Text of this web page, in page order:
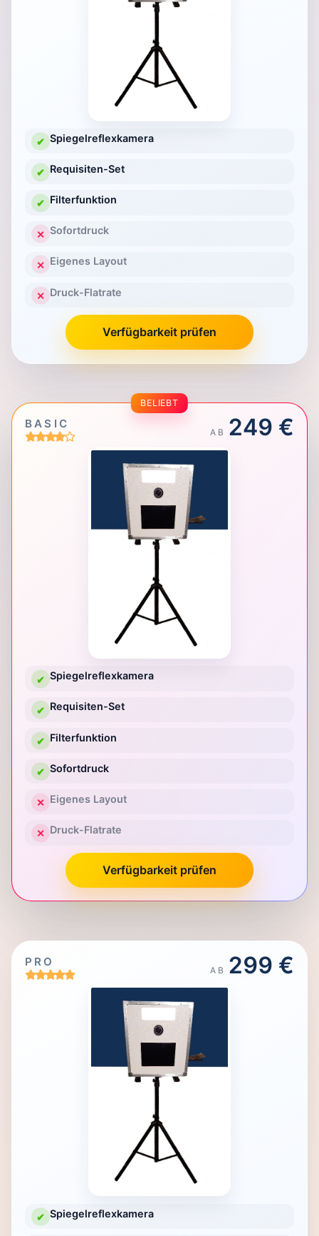
✔ Spiegelreflexkamera
✔ Requisiten-Set
✔ Filterfunktion
✕ Sofortdruck
✕ Eigenes Layout
✕ Druck-Flatrate
Verfügbarkeit prüfen
BELIEBT
BASIC
AB 249 €
✔ Spiegelreflexkamera
✔ Requisiten-Set
✔ Filterfunktion
✔ Sofortdruck
✕ Eigenes Layout
✕ Druck-Flatrate
Verfügbarkeit prüfen
PRO
AB 299 €
✔ Spiegelreflexkamera